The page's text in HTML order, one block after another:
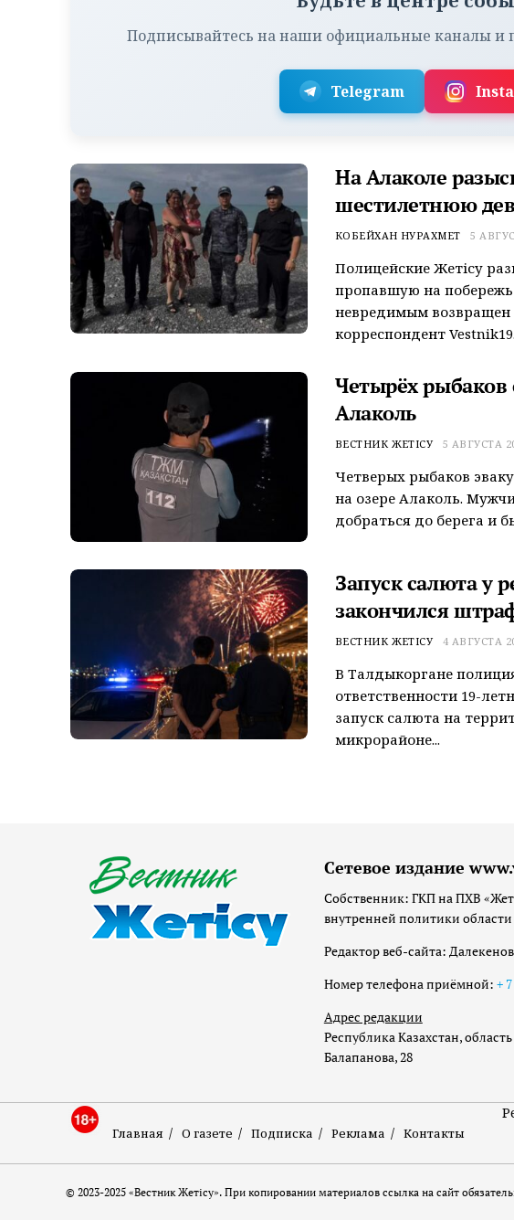
Подписывайтесь на наши официальные каналы и
Telegram
На Алаколе
шестилетнюю
КОБЕЙХАН НУРАХМЕТ 5
Полицейские Жетісу
пропавшую на
невредимым возвращен
корреспондент
Четырёх рыбаков
Алаколь
ВЕСТНИК ЖЕТІСУ 5 АВГУСТА
Четверых рыбаков
на озере Алаколь.
добраться до берега и
Запуск салюта у
закончился
ВЕСТНИК ЖЕТІСУ 4 АВГУСТА
В Талдыкоргане
ответственности 19-
запуск салюта на
микрорайоне...
Сетевое издание
Собственник: ГКП на ПХВ
внутренней политики области
Редактор веб-сайта:
Номер телефона приёмной: +
Адрес редакции
Республика Казахстан,
Балапанова, 28
Главная О газете Подписка Реклама Контакты
© 2023-2025 «Вестник Жетісу». При копировании материалов ссылка на сайт